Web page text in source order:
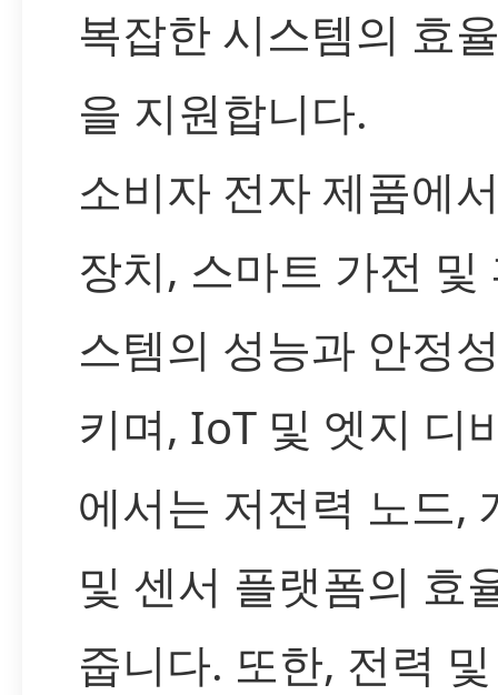
복잡한 시스템의 효
을 지원합니다.
소비자 전자 제품에
장치, 스마트 가전 및
스템의 성능과 안정
키며, IoT 및 엣지 디
에서는 저전력 노드,
및 센서 플랫폼의 효
줍니다. 또한, 전력